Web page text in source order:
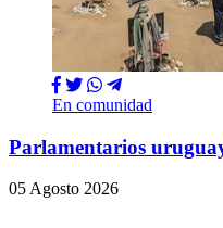
En comunidad
Parlamentarios
05 Agosto 2026